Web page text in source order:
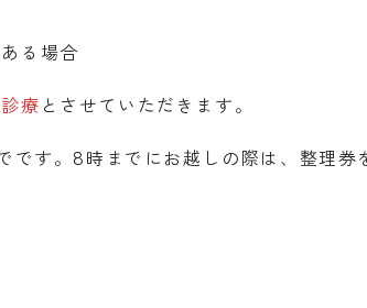
る場合
療 とさせていただきます。
です。8時までにお越しの際は、整理券